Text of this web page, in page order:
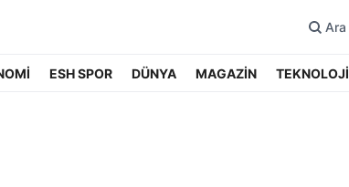
Ara
ESH SPOR DÜNYA MAGAZİN TEKNOLOJİ